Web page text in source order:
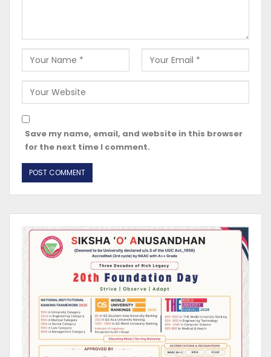
Save my name, email, and website in this browser
for the next time I comment.